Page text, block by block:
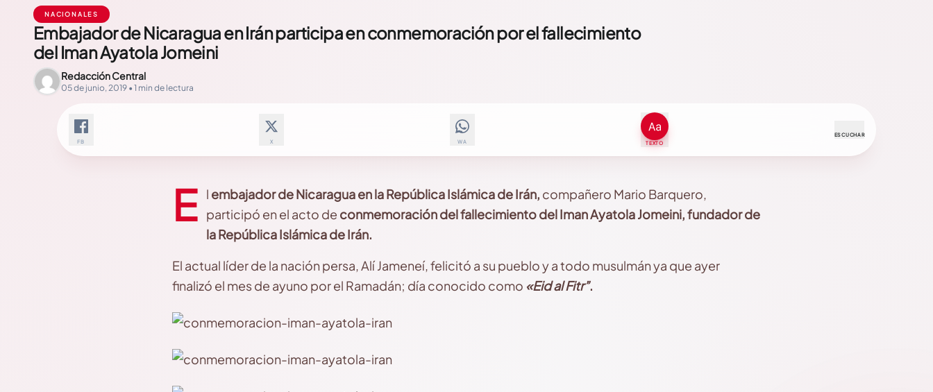
NACIONALES
Embajador de Nicaragua en Irán participa en conmemoración por el fallecimiento
del Iman Ayatola Jomeini
Redacción Central
05 de junio, 2019 • 1 min de lectura
FB X WA TEXTO
ESCUCHAR
E l embajador de Nicaragua en la República Islámica de Irán, compañero Mario Barquero,
participó en el acto de conmemoración del fallecimiento del Iman Ayatola Jomeini, fundador de
la República Islámica de Irán.
El actual líder de la nación persa, Alí Jameneí, felicitó a su pueblo y a todo musulmán ya que ayer
finalizó el mes de ayuno por el Ramadán; día conocido como «Eid al Fitr”.